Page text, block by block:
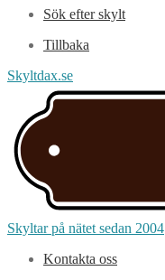
Sök efter skylt
Tillbaka
Skyltdax.se
Skyltar på nätet sedan 2004
Kontakta oss